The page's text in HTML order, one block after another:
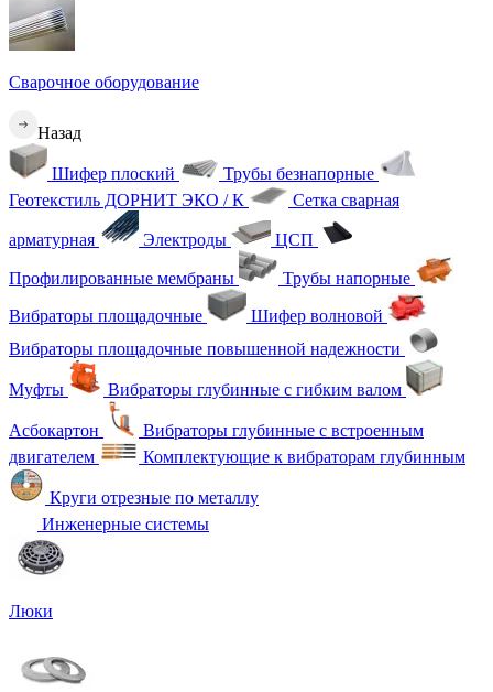
Сварочное оборудование
Назад
Шифер плоский
Трубы безнапорные
Геотекстиль ДОРНИТ ЭКО / К
Сетка сварная
арматурная Электроды ЦСП
Профилированные мембраны
Трубы напорные
Вибраторы площадочные
Шифер волновой
Вибраторы площадочные повышенной надежности
Муфты Вибраторы глубинные с гибким валом
Асбокартон
Вибраторы глубинные с встроенным
двигателем
Комплектующие к вибраторам глубинным
Круги отрезные по металлу
Инженерные системы
Люки